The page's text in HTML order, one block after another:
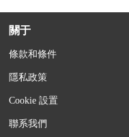
關于
條款和條件
隱私政策
Cookie 設置
聯系我們